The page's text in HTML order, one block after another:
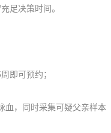
决策时间。
即可预约；
同时采集可疑父亲样本